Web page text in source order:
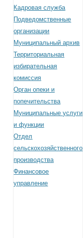
Кадровая служба
Подведомственные
организации
Муниципальный архив
Территориальная
избирательная
комиссия
Орган опеки и
попечительства
Муниципальные услуги
и функции
Отдел
сельскохозяйственного
производства
Финансовое
управление